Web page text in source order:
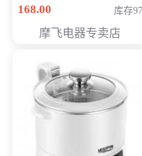
168.00 库存97
摩飞电器专卖店